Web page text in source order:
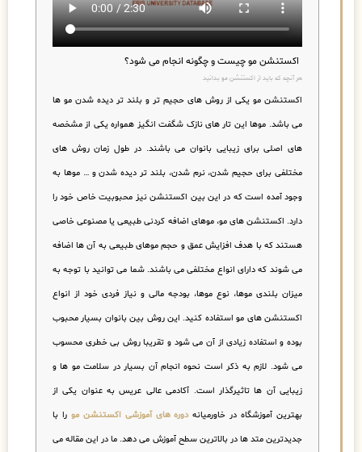
اکستنشن مو چیست و چگونه انجام می شود؟
هر آنچه که باید از اکستنشن مو بدانید
اکستنشن مو یکی از روش های حجیم تر و بلند تر دیده شدن مو ها
می باشد. موها این تار های نازک شگفت انگیز همواره یکی از مشخصه
های اصلی برای زیبایی بانوان می باشند. در طول زمان روش های
مختلفی برای حجیم شدن، نرم شدن، بلند تر دیده شدن و … موها به
وجود آمده است که در این بین اکستنشن نیز محبوبیت خاص خود را
دارد. اکستنشن های مو، موهای اضافه کردنی طبیعی یا مصنوعی خاصی
هستند که با هدف افزایش عمق و حجم موهای طبیعی به آن ها اضافه
می شوند که دارای انواع مختلفی می باشند. شما می توانید با توجه به
میزان بلندی موها، نوع موها، بودجه مالی و نیاز فردی خود از انواع
اکستنشن های مو استفاده کنید. این روش بین بانوان بسیار محبوب
بوده و استفاده زیادی از آن می شود و تقریبا روش بی خطری محسوب
می شود. لازم به ذکر است نحوه انجام آن بسیار در سلامت مو ها و
زیبایی آن ها تاثیرگذار است. آکادمی عالی عریس به عنوان یکی از
بهترین آموزشگاه در خاورمیانهدوره های آموزشی اکستنشن مو را با
جدیدترین متد ها در بالاترین سطح آموزش می دهد. ما در این مقاله می